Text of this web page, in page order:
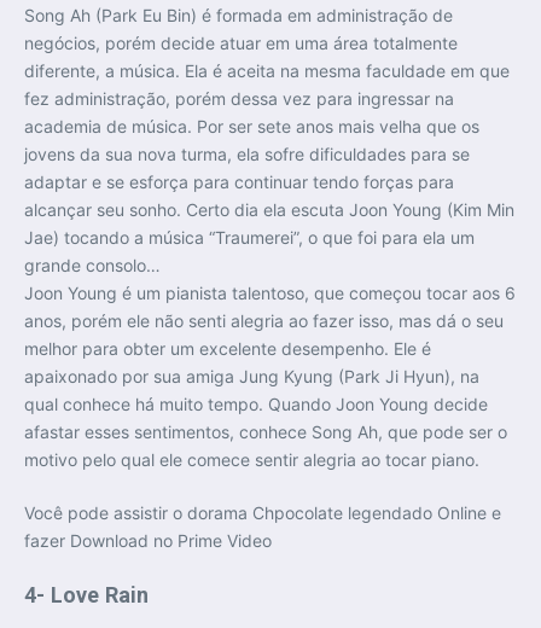
Song Ah (Park Eu Bin) é formada em administração de
negócios, porém decide atuar em uma área totalmente
diferente, a música. Ela é aceita na mesma faculdade em que
fez administração, porém dessa vez para ingressar na
academia de música. Por ser sete anos mais velha que os
jovens da sua nova turma, ela sofre dificuldades para se
adaptar e se esforça para continuar tendo forças para
alcançar seu sonho. Certo dia ela escuta Joon Young (Kim Min
Jae) tocando a música “Traumerei”, o que foi para ela um
grande consolo…
Joon Young é um pianista talentoso, que começou tocar aos 6
anos, porém ele não senti alegria ao fazer isso, mas dá o seu
melhor para obter um excelente desempenho. Ele é
apaixonado por sua amiga Jung Kyung (Park Ji Hyun), na
qual conhece há muito tempo. Quando Joon Young decide
afastar esses sentimentos, conhece Song Ah, que pode ser o
motivo pelo qual ele comece sentir alegria ao tocar piano.
Você pode assistir o dorama Chpocolate legendado Online e
fazer Download no Prime Video
4- Love Rain